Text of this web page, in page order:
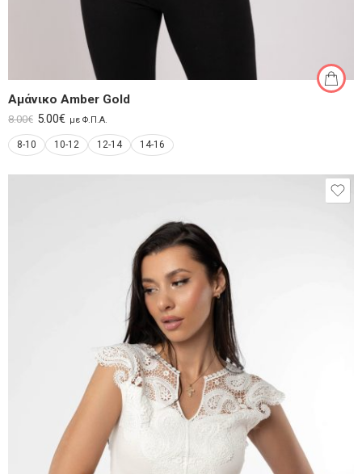
Αμάνικο Amber Gold
8.00€ 5.00€ με Φ.Π.Α.
8-10 10-12 12-14 14-16